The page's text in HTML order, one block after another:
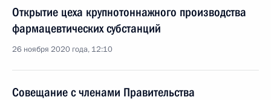
Открытие цеха крупнотоннажного производства
фармацевтических субстанций
26 ноября 2020 года, 12:10
Совещание с членами Правительства